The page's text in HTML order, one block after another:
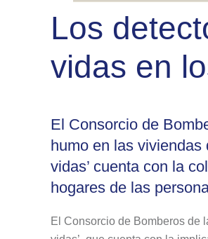
Los
vidas en
El Consorcio de
humo en las viviendas
vidas’ cuenta con la
hogares de las
El Consorcio de Bomberos de